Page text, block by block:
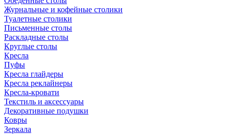
Журнальные и кофейные столики
Туалетные столики
Письменные столы
Раскладные столы
Круглые столы
Кресла
Пуфы
Кресла глайдеры
Кресла реклайнеры
Кресла-кровати
Текстиль и аксессуары
Декоративные подушки
Ковры
Зеркала